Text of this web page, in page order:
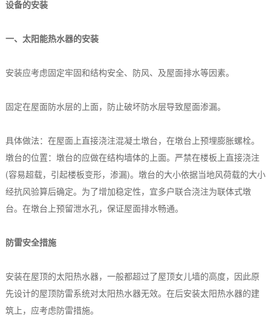
设备的安装
一、太阳能热水器的安装
安装应考虑固定牢固和结构安全、防风、及屋面排水等因素。
固定在屋面防水层的上面，防止破坏防水层导致屋面渗漏。
具体做法：在屋面上直接浇注混凝土墩台，在墩台上预埋膨胀螺栓。
墩台的位置：墩台的应做在结构墙体的上面。严禁在楼板上直接浇注
(容易超载，引起楼板变形，渗漏)。墩台的大小依据当地风荷载的大小
经抗风验算后确定。为了增加稳定性，宜多户联合浇注为联体式墩
台。在墩台上预留泄水孔，保证屋面排水畅通。
防雷安全措施
安装在屋顶的太阳热水器，一般都超过了屋顶女儿墙的高度，因此原
先设计的屋顶防雷系统对太阳热水器无效。在后安装太阳热水器的建
筑上，应考虑防雷措施。